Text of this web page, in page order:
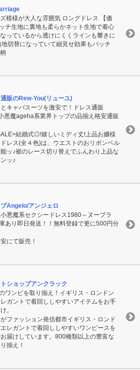
模様が大人な雰囲気 ロングドレス 【価
チ生地に裏地も柔らかネット生地で着心
っているから透けにくくラインも響きに
切替になっていて細見せ効果もバッチ
販のRew-You(リューユ)
キャバスーツを激安で！ドレス通販
悪魔ageha系業界トップの品揃え格安通販
結婚式◎!嬉しいミディ丈!上品お嬢様
レス(全４色)は、ウエストのおリボンベル
能ッ♪裾のレース切り替えでふんわり上品な
ッ♪
プAngelo/アンジェロ
悪魔系セクシードレス1980～ヌーブラ
あり即日発送！！無料登録で更に500円分
にて販売！
ショップアンクラック
ワンピを取り揃え！イギリス・ロンドン
ガントで着回ししやすいアイテムをお手
。
ファッション発信都市イギリス・ロンド
レガントで着回ししやすいワンピースを
届けしています。800種類以上の豊富な
揃え！